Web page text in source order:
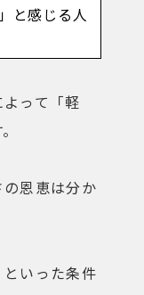
と感じる人
って「軽
恩恵は分か
いった条件